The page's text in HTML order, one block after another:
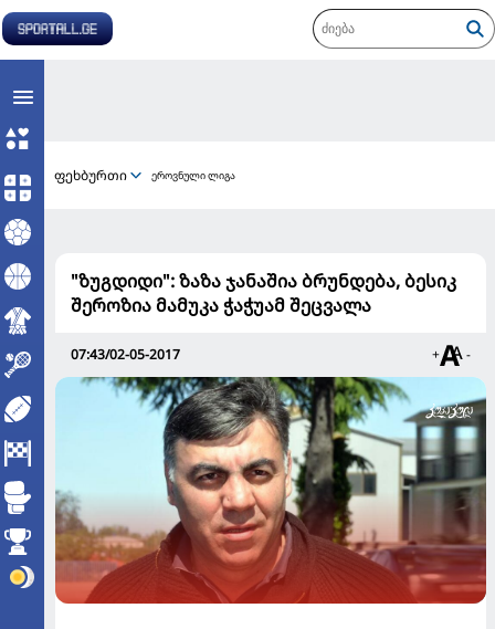
ფეხბურთი ეროვნული ლიგა
"ზუგდიდი": ზაზა ჯანაშია ბრუნდება, ბესიკ
შეროზია მამუკა ჭაჭუამ შეცვალა
07:43/02-05-2017 + -